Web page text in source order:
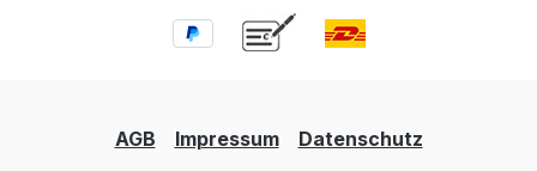
AGB Impressum Datenschutz